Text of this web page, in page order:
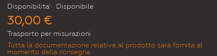
Disponibilita' Disponibile
30,00 €
Trasporto per misurazioni
Tutta la documentazione relativa al prodotto sarà fornita al
momento della consegna